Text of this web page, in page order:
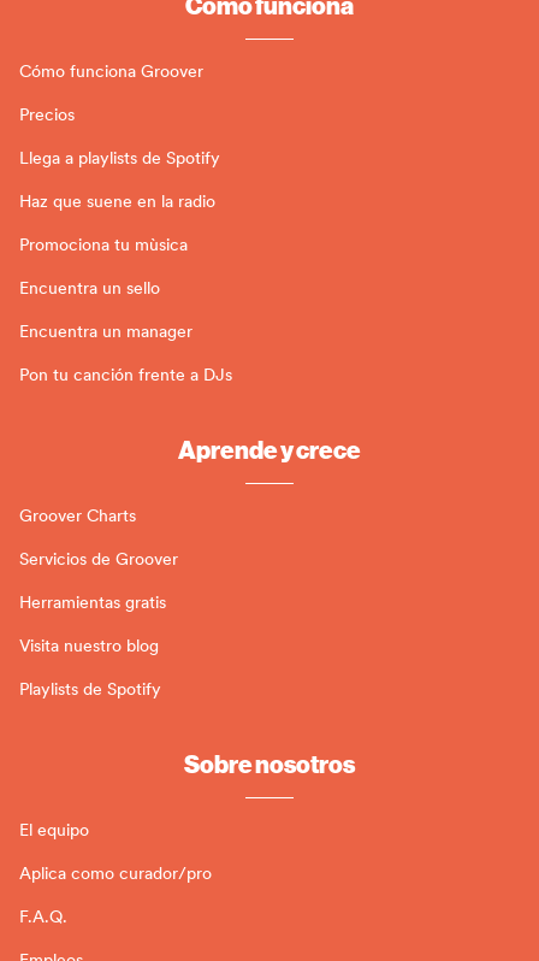
Cómo funciona Groover
Precios
Llega a playlists de Spotify
Haz que suene en la radio
Promociona tu mùsica
Encuentra un sello
Encuentra un manager
Pon tu canción frente a DJs
Aprende y crece
Groover Charts
Servicios de Groover
Herramientas gratis
Visita nuestro blog
Playlists de Spotify
Sobre nosotros
El equipo
Aplica como curador/pro
F.A.Q.